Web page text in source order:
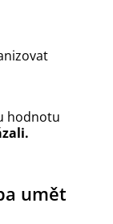
hodnotu
umět